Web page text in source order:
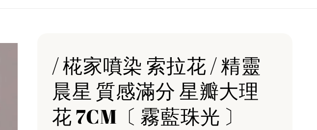
/ 椛家噴染 索拉花 / 精靈
晨星 質感滿分 星瓣大理
花 7CM〔 霧藍珠光 〕